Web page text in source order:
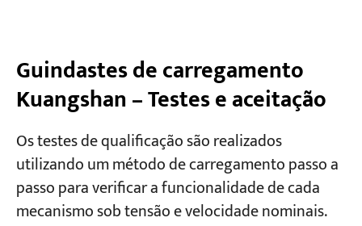
Guindastes de carregamento
Kuangshan – Testes e aceitação
Os testes de qualificação são realizados
utilizando um método de carregamento passo a
passo para verificar a funcionalidade de cada
mecanismo sob tensão e velocidade nominais.